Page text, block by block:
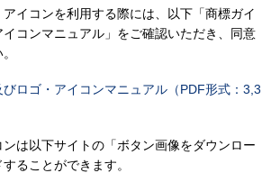
イコンを利用する際には、以下「商標ガイ
イコンマニュアル」をご確認いただき、同意
ロゴ・アイコンマニュアル（PDF形式：3,3
ンは以下サイトの「ボタン画像をダウンロー
ることができます。